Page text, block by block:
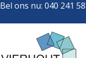
Bel ons nu: 040 241